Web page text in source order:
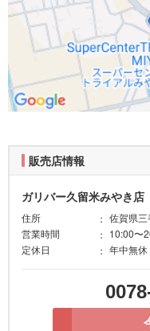
販売店情報
ガリバー久留米みやき店
住所
佐賀県
営業時間
10:00〜
定休日
年中無休